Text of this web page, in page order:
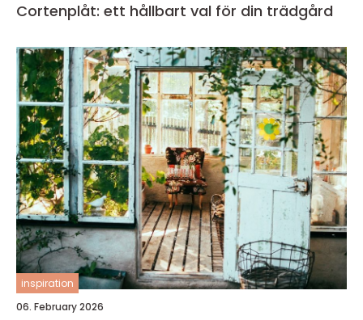
Cortenplåt: ett hållbart val för din trädgård
inspiration
06. February 2026